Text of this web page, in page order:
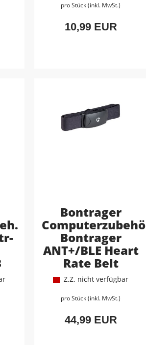
pro Stück (inkl. MwSt.)
10,99 EUR
Bontrager
Bontrager
ANT+/BLE Heart
Rate Belt
Z.Z. nicht verfügbar
pro Stück (inkl. MwSt.)
44,99 EUR